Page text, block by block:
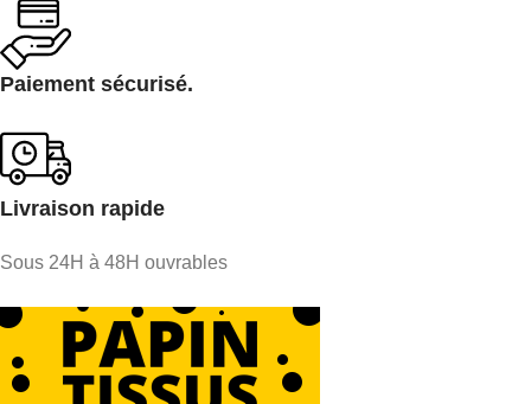
Paiement sécurisé.
Livraison rapide
Sous 24H à 48H ouvrables